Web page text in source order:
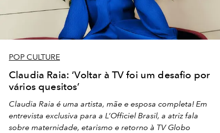
POP CULTURE
Claudia Raia: ‘Voltar à TV foi um desafio por
vários quesitos’
Claudia Raia é uma artista, mãe e esposa completa! Em
entrevista exclusiva para a L’Officiel Brasil, a atriz fala
sobre maternidade, etarismo e retorno à TV Globo